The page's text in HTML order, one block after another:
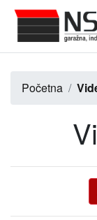
Početna